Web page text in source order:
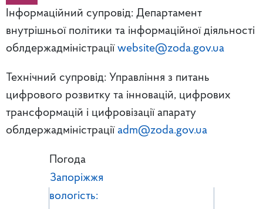
Інформаційний супровід: Департамент
внутрішньої політики та інформаційної діяльності
облдержадміністрації website@zoda.gov.ua
Технічний супровід: Управління з питань
цифрового розвитку та інновацій, цифрових
трансформацій і цифровізації апарату
облдержадміністрації adm@zoda.gov.ua
Погода
Запоріжжя
вологість: